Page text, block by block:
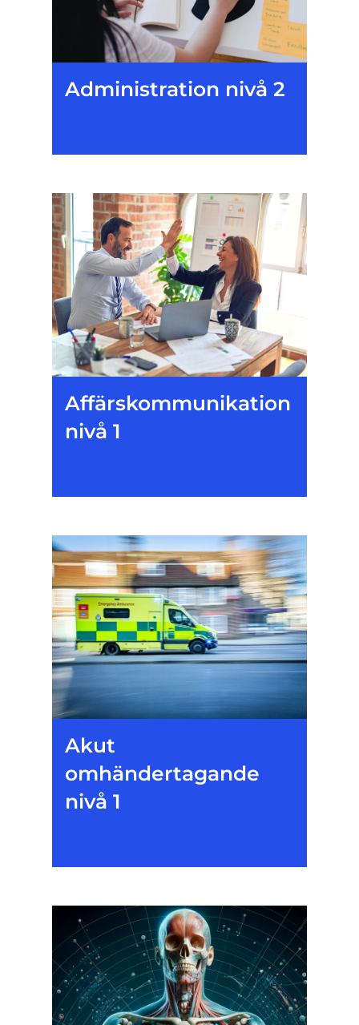
Administration nivå 2
Affärskommunikation
nivå 1
Akut
omhändertagande
nivå 1